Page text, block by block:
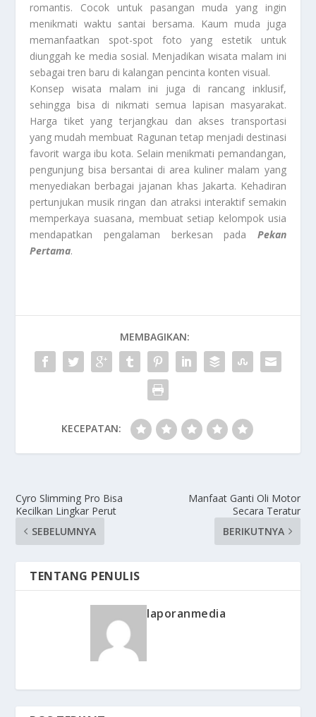
romantis. Cocok untuk pasangan muda yang ingin
menikmati waktu santai bersama. Kaum muda juga
memanfaatkan spot-spot foto yang estetik untuk
diunggah ke media sosial. Menjadikan wisata malam ini
sebagai tren baru di kalangan pencinta konten visual.
Konsep wisata malam ini juga di rancang inklusif,
sehingga bisa di nikmati semua lapisan masyarakat.
Harga tiket yang terjangkau dan akses transportasi
yang mudah membuat Ragunan tetap menjadi destinasi
favorit warga ibu kota. Selain menikmati pemandangan,
pengunjung bisa bersantai di area kuliner malam yang
menyediakan berbagai jajanan khas Jakarta. Kehadiran
pertunjukan musik ringan dan atraksi interaktif semakin
memperkaya suasana, membuat setiap kelompok usia
mendapatkan pengalaman berkesan pada Pekan
Pertama.
MEMBAGIKAN:
KECEPATAN:
Cyro Slimming Pro Bisa
Kecilkan Lingkar Perut
SEBELUMNYA
Manfaat Ganti Oli Motor
Secara Teratur
BERIKUTNYA
TENTANG PENULIS
laporanmedia